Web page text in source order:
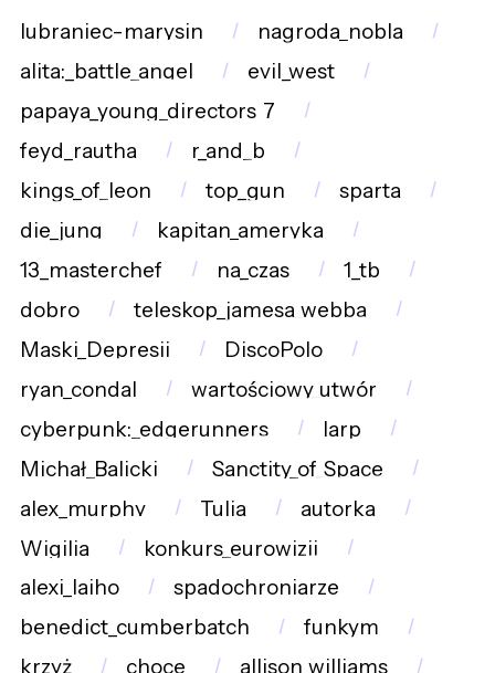
lubraniec-marysin
nagroda_nobla
alita:_battle_angel
evil_west
papaya_young_directors_7
feyd_rautha
r_and_b
kings_of_leon
top_gun
sparta
die_jung
kapitan_ameryka
13_masterchef
na_czas
1_tb
dobro
teleskop_jamesa_webba
Maski_Depresji
DiscoPolo
ryan_condal
wartościowy_utwór
cyberpunk:_edgerunners
larp
Michał_Balicki
Sanctity_of_Space
alex_murphy
Tulia
autorka
Wigilia
konkurs_eurowizji
alexi_laiho
spadochroniarze
benedict_cumberbatch
funkym
krzyż
choce
allison_williams